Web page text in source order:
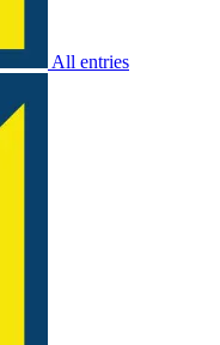
All entries